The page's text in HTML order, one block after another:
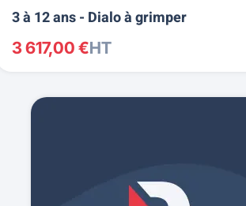
3 à 12 ans - Dialo à grimper
3 617,00 €HT